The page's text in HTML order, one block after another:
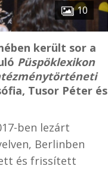
10
került sor a
Püspöklexikon
Tusor Péter és
ben lezárt
Berlinben
és frissített